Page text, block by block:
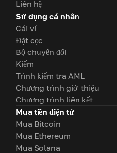
Liên hệ
Sử dụng cá nhân
Cái ví
Đặt cọc
Bộ chuyển đổi
Kiếm
Trình kiểm tra AML
Chương trình giới thiệu
Chương trình liên kết
Mua tiền điện tử
Mua Bitcoin
Mua Ethereum
Mua Solana